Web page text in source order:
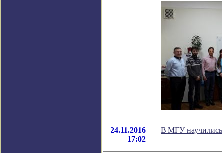
24.11.2016
17:02
В МГУ научились